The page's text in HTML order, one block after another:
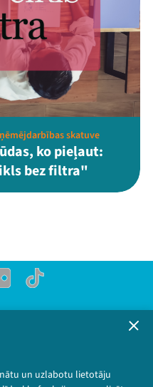
un uzlabotu lietotāju
skatuve
ko pieļaut:
bez filtra"
Flick TikTok
politika